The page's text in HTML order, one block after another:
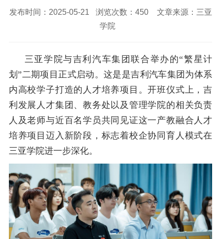
校内登录
信息公开
校长信箱
English
发布时间：2025-05-21 浏览次数： 450
文章来源：三亚
学院
三亚学院与吉利汽车集团联合举办的“繁星计
划”二期项目正式启动。这是是吉利汽车集团为体系
内高校学子打造的人才培养项目。开班仪式上，吉
利发展人才集团、教务处以及管理学院的相关负责
人及老师与近百名学员共同见证这一产教融合人才
培养项目迈入新阶段，标志着校企协同育人模式在
三亚学院进一步深化。